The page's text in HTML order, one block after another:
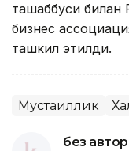
ташаббуси билан
бизнес
ташкил этилди.
Мустақиллик
без